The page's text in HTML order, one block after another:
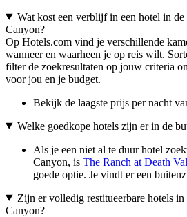
Wat kost een verblijf in een hotel in
Canyon?
Op Hotels.com vind je verschillende
wanneer en waarheen je op reis wilt.
filter de zoekresultaten op jouw criteria
voor jou en je budget.
Bekijk de laagste prijs per nacht
Welke goedkope hotels zijn er in de
Als je een niet al te duur hotel
Canyon, is The Ranch at Death
goede optie. Je vindt er een
Zijn er volledig restitueerbare hotels
Canyon?